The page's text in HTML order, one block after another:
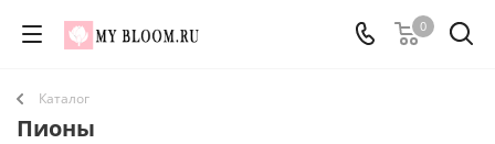
0
Каталог
Пионы